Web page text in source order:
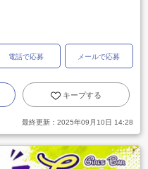
電話で応募 メールで応募
キープする
最終更新： 2025年09月10日 14:28